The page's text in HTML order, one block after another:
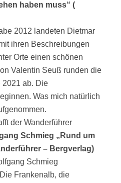
haben muss“ (
2012 landeten Dietmar
ihren Beschreibungen
Orte einen schönen
Valentin Seuß runden die
2021 ab. Die
Was mich natürlich
der Wanderführer
Schmieg „Rund um
– Bergverlag)
Schmieg
Frankenalb, die